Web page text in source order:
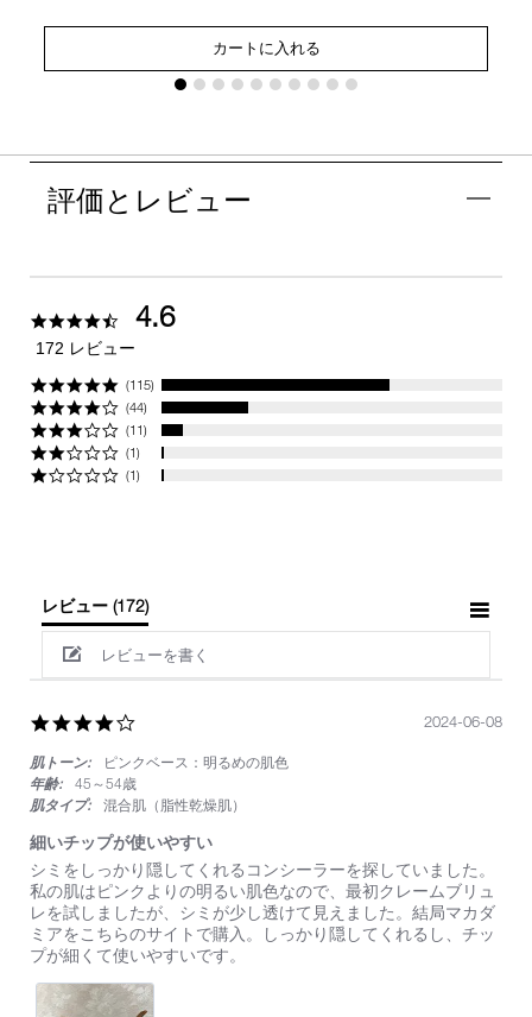
カートに入れる
評価とレビュー
4.64.6
172 レビュー
(115)
(44)
(11)
(1)
(1)
レビュー (172)
レビューを書く
rating
肌トーン:
ピンクベース：明るめの肌色
年齢:
45～54歳
肌タイプ:
混合肌（脂性乾燥肌）
細いチップが使いやすい
Review
by
on
8
Jun
2024
review
stating
細
い
チ
ッ
プ
シミをしっかり隠してくれるコンシーラーを探していました。
私の肌はピンクよりの明るい肌色なので、最初クレームブリュ
レを試しましたが、シミが少し透けて見えました。結局マカダ
ミアをこちらのサイトで購入。しっかり隠してくれるし、チッ
プが細くて使いやすいです。
2024-06-08